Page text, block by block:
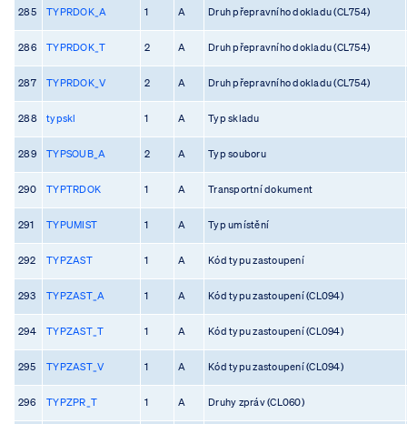
285 TYPRDOK_A 1 A Druh přepravního dokladu (CL754)
286 TYPRDOK_T 2 A Druh přepravního dokladu (CL754)
287 TYPRDOK_V 2 A Druh přepravního dokladu (CL754)
288 typskl 1 A Typ skladu
289 TYPSOUB_A 2 A Typ souboru
290 TYPTRDOK 1 A Transportní dokument
291 TYPUMIST 1 A Typ umístění
292 TYPZAST 1 A Kód typu zastoupení
293 TYPZAST_A 1 A Kód typu zastoupení (CL094)
294 TYPZAST_T 1 A Kód typu zastoupení (CL094)
295 TYPZAST_V 1 A Kód typu zastoupení (CL094)
296 TYPZPR_T 1 A Druhy zpráv (CL060)